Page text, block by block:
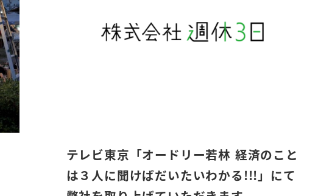
テレビ東京「オードリー若林 経済のこと
は３人に聞けばだいたいわかる!!!」にて